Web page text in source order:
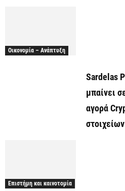
Οικονομία – Ανάπτυξη
Sardelas
μπαίνει
αγορά
στοιχείων
Επιστήμη και καινοτομία